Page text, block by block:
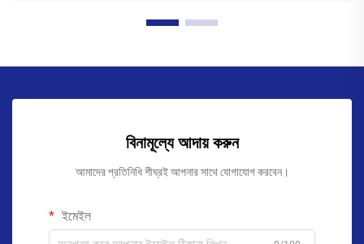
বিনামূল্যে আদায় করুন
আমাদের প্রতিনিধি শীঘ্রই আপনার সাথে যোগাযোগ করবেন।
ইমেইল